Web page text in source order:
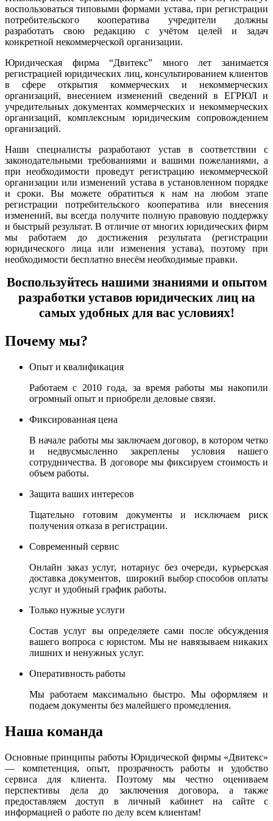
воспользоваться типовыми формами устава, при регистрации
потребительского кооператива учредители должны
разработать свою редакцию с учётом целей и задач
конкретной некоммерческой организации.
Юридическая фирма “Двитекс” много лет занимается
регистрацией юридических лиц, консультированием клиентов
в сфере открытия коммерческих и некоммерческих
организаций, внесением изменений сведений в ЕГРЮЛ и
учредительных документах коммерческих и некоммерческих
организаций, комплексным юридическим сопровождением
организаций.
Наши специалисты разработают устав в соответствии с
законодательными требованиями и вашими пожеланиями, а
при необходимости проведут регистрацию некоммерческой
организации или изменений устава в установленном порядке
и сроки. Вы можете обратиться к нам на любом этапе
регистрации потребительского кооператива или внесения
изменений, вы всегда получите полную правовую поддержку
и быстрый результат. В отличие от многих юридических фирм
мы работаем до достижения результата (регистрации
юридического лица или изменения устава), поэтому при
необходимости бесплатно внесём необходимые правки.
Воспользуйтесь нашими знаниями и опытом
разработки уставов юридических лиц на
самых удобных для вас условиях!
Почему мы?
Опыт и квалификация
Работаем с 2010 года, за время работы мы накопили
огромный опыт и приобрели деловые связи.
Фиксированная цена
В начале работы мы заключаем договор, в котором четко
и недвусмысленно закреплены условия нашего
сотрудничества. В договоре мы фиксируем стоимость и
объем работы.
Защита ваших интересов
Тщательно готовим документы и исключаем риск
получения отказа в регистрации.
Современный сервис
Онлайн заказ услуг, нотариус без очереди, курьерская
доставка документов, широкий выбор способов оплаты
услуг и удобный график работы.
Только нужные услуги
Состав услуг вы определяете сами после обсуждения
вашего вопроса с юристом. Мы не навязываем никаких
лишних и ненужных услуг.
Оперативность работы
Мы работаем максимально быстро. Мы оформляем и
подаем документы без малейшего промедления.
Наша команда
Основные принципы работы Юридической фирмы «Двитекс»
— компетенция, опыт, прозрачность работы и удобство
сервиса для клиента. Поэтому мы честно оцениваем
перспективы дела до заключения договора, а также
предоставляем доступ в личный кабинет на сайте с
информацией о работе по делу всем клиентам!